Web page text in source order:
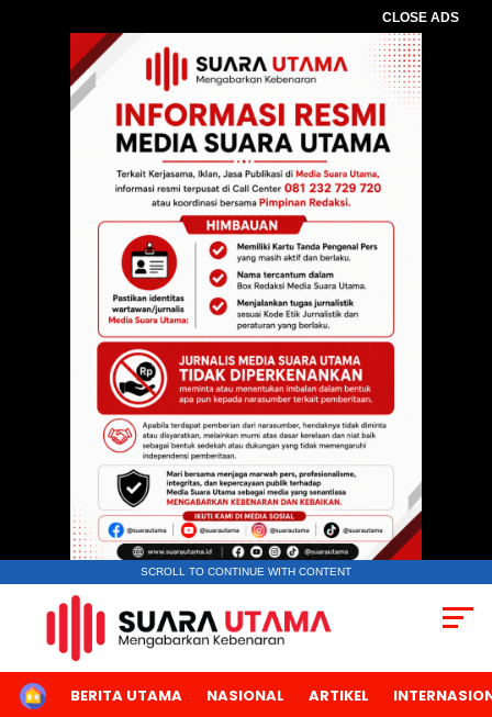
CLOSE ADS
SCROLL TO CONTINUE WITH CONTENT
HOMEBERITA UTAMA NASIONAL ARTIKEL